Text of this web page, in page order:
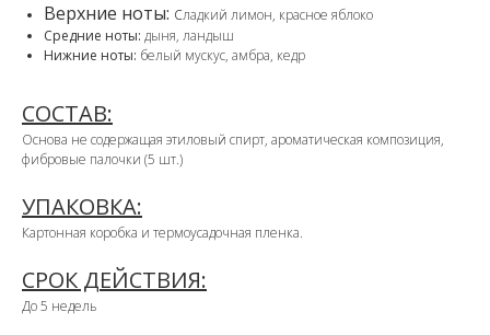
Верхние ноты: сладкий лимон, красное яблоко
Средние ноты: дыня, ландыш
Нижние ноты: белый мускус, амбра, кедр
СОСТАВ:
Основа не содержащая этиловый спирт, ароматическая композиция,
фибровые палочки (5 шт.)
УПАКОВКА:
Картонная коробка и термоусадочная пленка.
СРОК ДЕЙСТВИЯ:
До 5 недель